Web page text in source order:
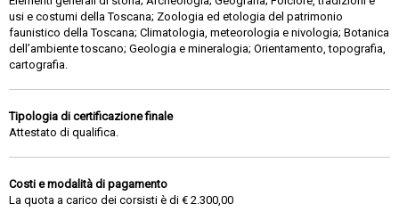
usi e costumi della Toscana; Zoologia ed etologia del patrimonio
faunistico della Toscana; Climatologia, meteorologia e nivologia; Botanica
dell’ambiente toscano; Geologia e mineralogia; Orientamento, topografia,
cartografia.
Tipologia di certificazione finale
Attestato di qualifica.
Costi e modalità di pagamento
La quota a carico dei corsisti è di € 2.300,00